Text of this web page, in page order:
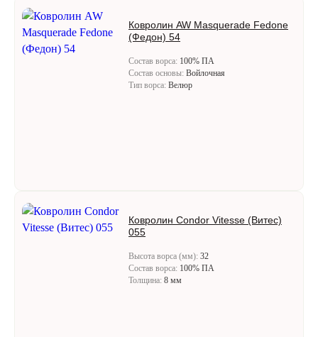
Ковролин AW Masquerade Fedone
(Федон) 54
Состав ворса: 100% ПА
Состав основы: Войлочная
Тип ворса: Велюр
Ковролин Condor Vitesse (Витес)
055
Высота ворса (мм): 32
Состав ворса: 100% ПА
Толщина: 8 мм